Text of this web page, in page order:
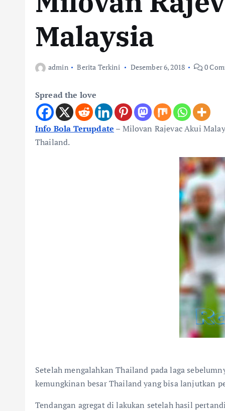
Malaysia
admin Berita Terkini Desember 6, 2018 0
Spread the love
Info Bola Terupdate – Milovan Rajevac Akui
Thailand.
Setelah mengalahkan Thailand pada laga
kemungkinan besar Thailand yang bisa lanjutkan
Tendangan agregat di lakukan setelah hasil